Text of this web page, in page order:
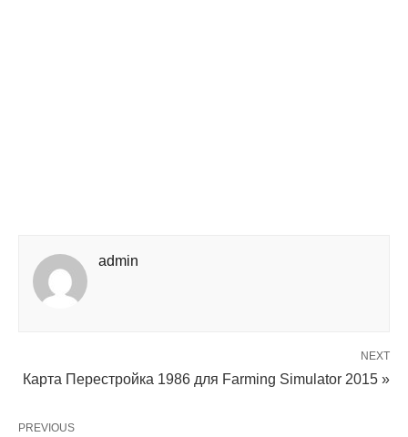
admin
NEXT
Карта Перестройка 1986 для Farming Simulator 2015 »
PREVIOUS